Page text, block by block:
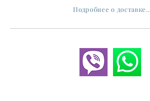
Подробнее о доставке..